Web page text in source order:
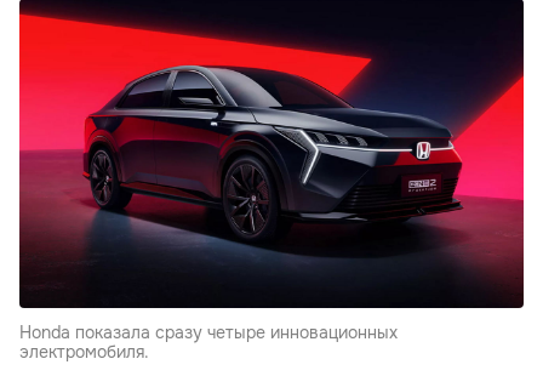
Honda показала сразу четыре инновационных
электромобиля.